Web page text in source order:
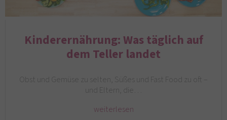
Kinderernährung: Was täglich auf
dem Teller landet
Obst und Gemüse zu selten, Süßes und Fast Food zu oft –
und Eltern, die…
weiterlesen